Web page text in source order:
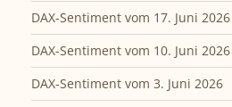
DAX-Sentiment vom 17. Juni 2026
DAX-Sentiment vom 10. Juni 2026
DAX-Sentiment vom 3. Juni 2026